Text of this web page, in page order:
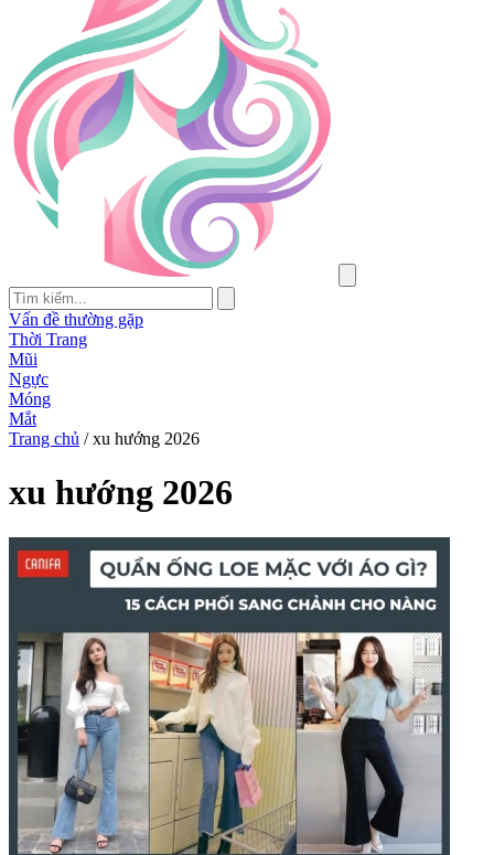
Vấn đề thường gặp
Thời Trang
Mũi
Ngực
Móng
Mắt
Trang chủ / xu hướng 2026
xu hướng 2026